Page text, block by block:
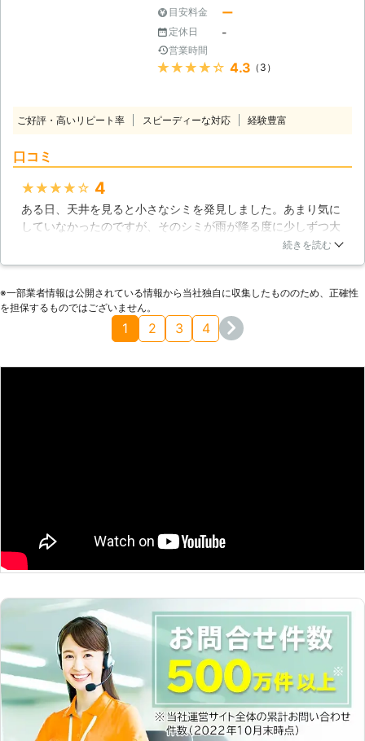
目安料金 ー
定休日 -
営業時間
★★★★★ 4.3 （3）
ご好評・高いリピート率 スピーディーな対応 経験豊富
口コミ
★★★★★ 4
ある日、天井を見ると小さなシミを発見しました。あまり気に
していなかったのですが、そのシミが雨が降る度に少しずつ大
きくなってきたので、ネットで調べて屋根を見てもらいまし
です。アンテナをしっかり固定し、隙間もしっかりと塞いでも
らいました。
2018年11月30日
続きを読む
※⼀部業者情報は公開されている情報から当社独⾃に収集したもののため、正確性
を担保するものではございません。
1 2 3 4